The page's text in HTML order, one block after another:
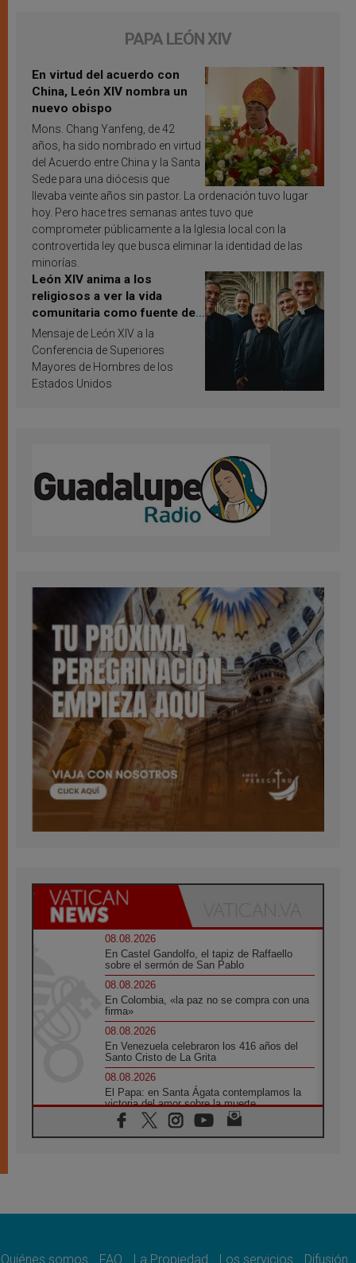
PAPA LEÓN XIV
En virtud del acuerdo con
China, León XIV nombra un
nuevo obispo
Mons. Chang Yanfeng, de 42
años, ha sido nombrado en virtud
del Acuerdo entre China y la Santa
Sede para una diócesis que
llevaba veinte años sin pastor. La ordenación tuvo lugar
hoy. Pero hace tres semanas antes tuvo que
comprometer públicamente a la Iglesia local con la
controvertida ley que busca eliminar la identidad de las
minorías.
León XIV anima a los
religiosos a ver la vida
comunitaria como fuente de
inspiración y santificación
Mensaje de León XIV a la
Conferencia de Superiores
Mayores de Hombres de los
Estados Unidos
08.08.2026
En Castel Gandolfo, el tapiz de Raffaello
sobre el sermón de San Pablo
08.08.2026
En Colombia, «la paz no se compra con una
firma»
08.08.2026
En Venezuela celebraron los 416 años del
Santo Cristo de La Grita
08.08.2026
El Papa: en Santa Ágata contemplamos la
victoria del amor sobre la muerte
08.08.2026
León XIV visitará el Santuario de la Madre
07.08.2026
Quiénes somos FAQ La Propiedad Los servicios Difusión